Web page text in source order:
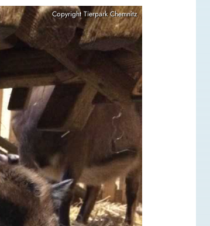
Copyright Tierpark Chemnitz